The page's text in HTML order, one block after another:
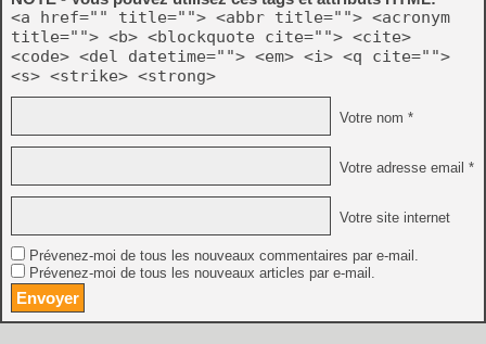
<a href="" title=""> <abbr title=""> <acronym
title=""> <b> <blockquote cite=""> <cite>
<code> <del datetime=""> <em> <i> <q cite="">
<s> <strike> <strong>
Votre nom *
Votre adresse email *
Votre site internet
Prévenez-moi de tous les nouveaux commentaires par e-mail.
Prévenez-moi de tous les nouveaux articles par e-mail.